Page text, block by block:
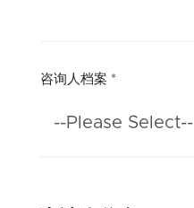
咨询人档案 *
--Please Select--